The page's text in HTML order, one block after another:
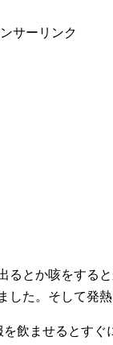
サーリンク
るとか咳をする
た。そして発熱
飲ませるとすぐ